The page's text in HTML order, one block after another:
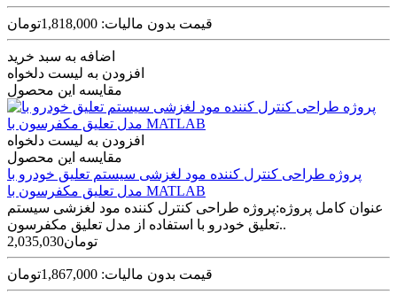
قیمت بدون مالیات: 1,818,000تومان
اضافه به سبد خرید
افزودن به لیست دلخواه
مقایسه این محصول
افزودن به لیست دلخواه
مقایسه این محصول
پروژه طراحی کنترل کننده مود لغزشی سیستم تعلیق خودرو با
مدل تعلیق مکفرسون با MATLAB
عنوان کامل پروژه:پروژه طراحی کنترل کننده مود لغزشی سیستم
تعلیق خودرو با استفاده از مدل تعلیق مکفرسون..
2,035,030تومان
قیمت بدون مالیات: 1,867,000تومان